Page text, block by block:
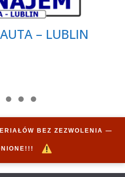
– LUBLIN
BEZ ZEZWOLENIA —